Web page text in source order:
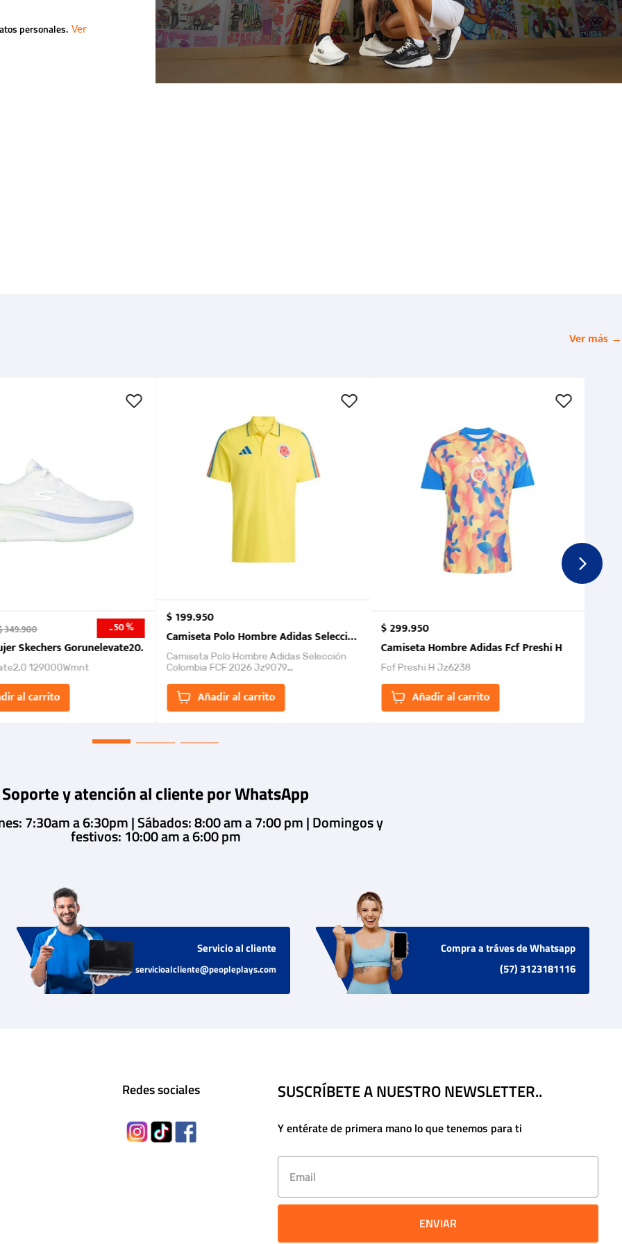
personales.
Ver más →
2026
349.900 -50 %
Skechers Gorunelevate20.
129000Wmnt
al carrito
$199.950
Camiseta Polo Hombre Adidas Selección Colombia FCF 2026.
Camiseta Polo Hombre Adidas Selección
Colombia FCF 2026 Jz9079
un estilo de...Añadir al carrito
$299.950
Camiseta Hombre Adidas Fcf Preshi H
Fcf Preshi H Jz6238
Añadir al carrito
Soporte y atención al cliente por WhatsApp
7:30am a 6:30pm | Sábados: 8:00 am a 7:00 pm | Domingos y
festivos: 10:00 am a 6:00 pm
Servicio al cliente
servicioalcliente@peopleplays.com
Compra a tráves de Whatsapp
(57) 3123181116
Redes sociales SUSCRÍBETE A NUESTRO NEWSLETTER..
Y entérate de primera mano lo que tenemos para ti
ENVIAR